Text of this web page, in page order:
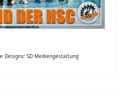
Designs: SD Mediengestaltung